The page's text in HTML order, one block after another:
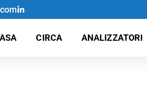
CIRCA ANALIZZATORI